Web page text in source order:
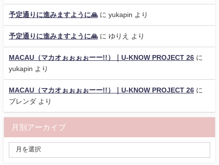
予定通りに進みますように🙏 に yukapin より
予定通りに進みますように🙏 に ゆりえ より
MACAU（マカオぉぉぉぉーー!!）｜U-KNOW PROJECT 26 に
yukapin より
MACAU（マカオぉぉぉぉーー!!）｜U-KNOW PROJECT 26 に
ブレンダ より
月別アーカイブ